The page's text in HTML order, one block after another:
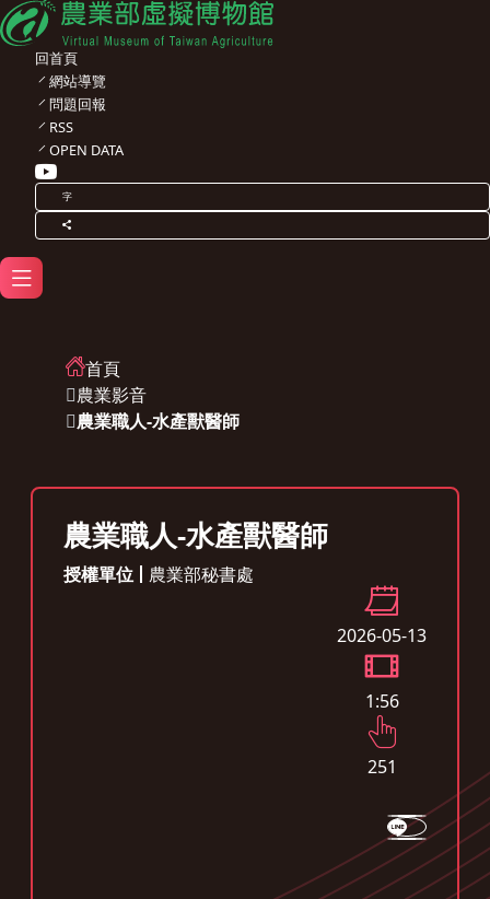
回首頁
網站導覽
問題回報
RSS
OPEN DATA
字
首頁
農業影音
農業職人-水產獸醫師
農業職人-水產獸醫師
授權單位 農業部秘書處
2026-05-13
1:56
251